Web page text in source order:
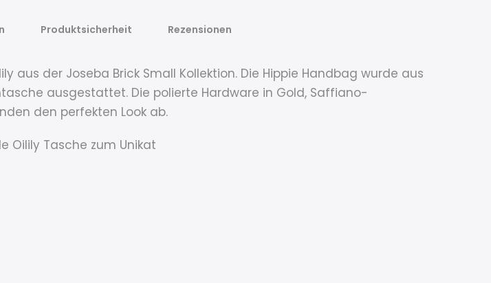
Produktsicherheit Rezensionen
der Joseba Brick Small Kollektion. Die Hippie Handbag wurde aus
ausgestattet. Die polierte Hardware in Gold, Saffiano-
den perfekten Look ab.
Oilily Tasche zum Unikat